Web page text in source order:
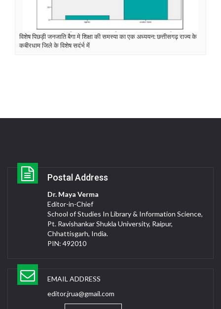
विशेष पिछड़ी जनजाति बैगा मे शिक्षा की समस्या का एक अध्ययन: छत्तीसगढ़ राज्य के
कबीरधाम जिले के विशेष सदंर्भ में
Postal Address
Dr. Maya Verma
Editor-in-Chief
School of Studies In Library & Information Science,
Pt. Ravishankar Shukla University, Raipur,
Chhattisgarh, India.
PIN: 492010
EMAIL ADDRESS
editor.jrua@gmail.com